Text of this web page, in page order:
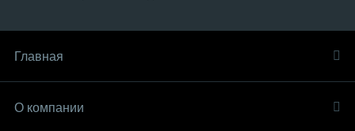
Главная
О компании